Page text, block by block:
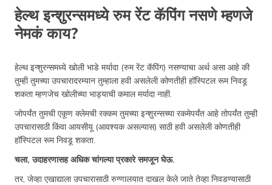
हेल्थ इन्शुरन्समध्ये रुम रेंट कॅपिंग नसणे म्हणजे
नेमकं काय?
हेल्थ इन्शुरन्समध्ये खोली भाडे मर्यादा (रुम रेंट कॅपिंग) नसण्याचा अर्थ असा आहे की
तुम्ही तुमच्या उपचारादरम्यान तुम्हाला हवी असलेली कोणतीही हॉस्पिटल रूम निवडू
शकता म्हणजेच खोलीच्या भाड्याची कमाल मर्यादा नाही.
जोपर्यंत तुमची एकूण क्लेमची रक्कम तुमच्या इन्शुरन्सच्या रकमेपर्यंत आहे तोपर्यंत तुम्ही
उपचारासाठी किंवा आयसीयू (आवश्यक असल्यास) साठी हवी असलेली कोणतीही
हॉस्पिटल रूम निवडू शकता.
चला, उदाहरणासह अधिक चांगल्या प्रकारे समजून घेऊ.
तर, जेव्हा एखाद्याला उपचारासाठी रुग्णालयात दाखल केले जाते तेव्हा निवडण्यासाठी